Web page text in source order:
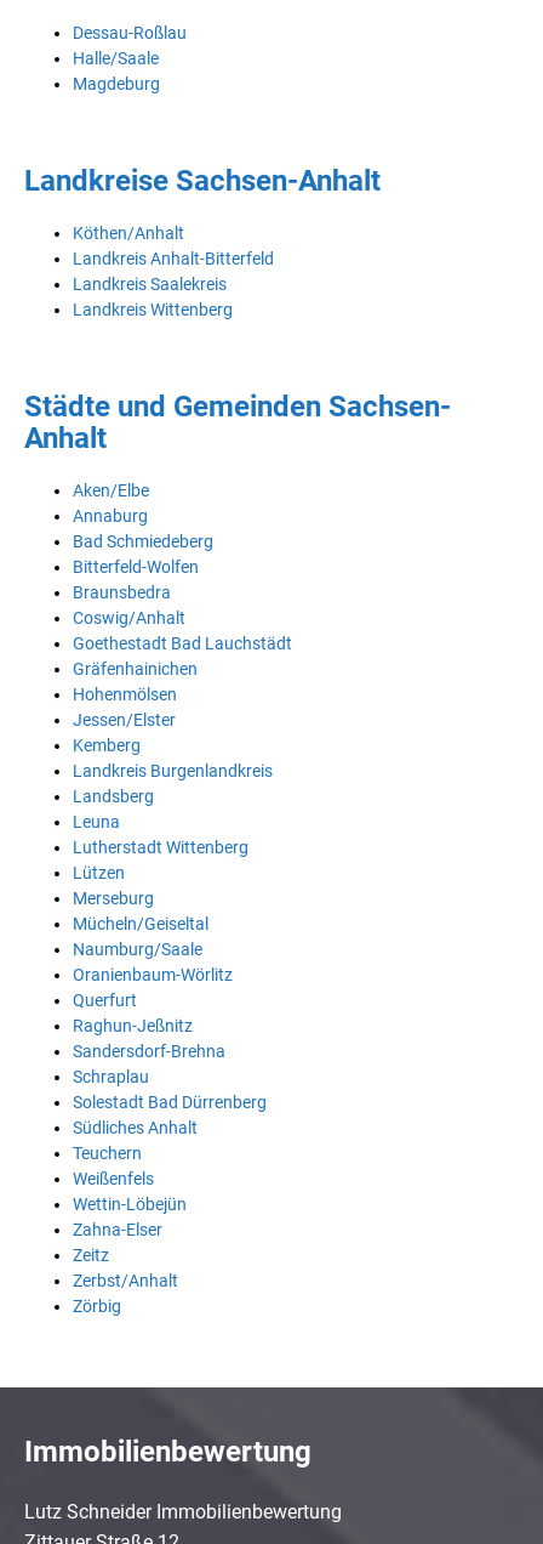
Dessau-Roßlau
Halle/Saale
Magdeburg
Landkreise Sachsen-Anhalt
Köthen/Anhalt
Landkreis Anhalt-Bitterfeld
Landkreis Saalekreis
Landkreis Wittenberg
Städte und Gemeinden Sachsen-
Anhalt
Aken/Elbe
Annaburg
Bad Schmiedeberg
Bitterfeld-Wolfen
Braunsbedra
Coswig/Anhalt
Goethestadt Bad Lauchstädt
Gräfenhainichen
Hohenmölsen
Jessen/Elster
Kemberg
Landkreis Burgenlandkreis
Landsberg
Leuna
Lutherstadt Wittenberg
Lützen
Merseburg
Mücheln/Geiseltal
Naumburg/Saale
Oranienbaum-Wörlitz
Querfurt
Raghun-Jeßnitz
Sandersdorf-Brehna
Schraplau
Solestadt Bad Dürrenberg
Südliches Anhalt
Teuchern
Weißenfels
Wettin-Löbejün
Zahna-Elser
Zeitz
Zerbst/Anhalt
Zörbig
Immobilienbewertung
Lutz Schneider Immobilienbewertung